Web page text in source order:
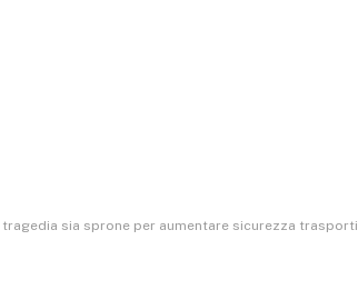
tragedia sia sprone per aumentare sicurezza trasporti